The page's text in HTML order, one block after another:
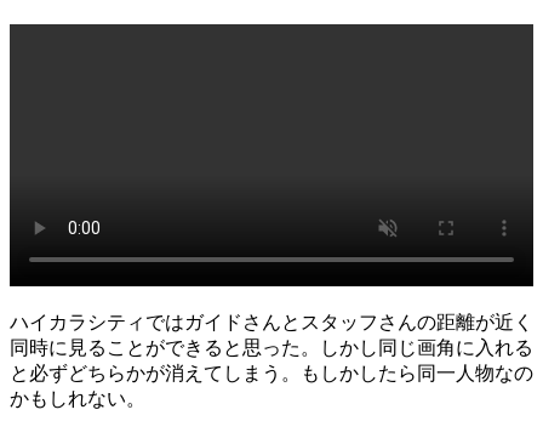
ハイカラシティではガイドさんとスタッフさんの距離が近く
同時に見ることができると思った。しかし同じ画角に入れる
と必ずどちらかが消えてしまう。もしかしたら同一人物なの
かもしれない。